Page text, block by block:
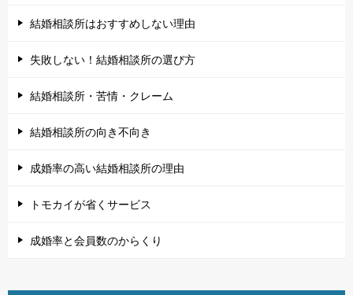
結婚相談所はおすすめしない理由
失敗しない！結婚相談所の選び方
結婚相談所・苦情・クレーム
結婚相談所の向き不向き
成婚率の高い結婚相談所の理由
トモカイが省くサービス
成婚率と会員数のからくり